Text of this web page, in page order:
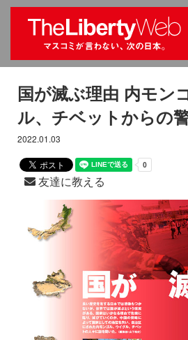
国が滅ぶ理由 内モン
ル、チベットからの警
2022.01.03
友達に教える